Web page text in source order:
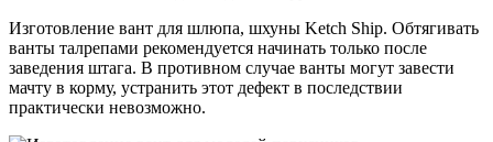
Изготовление вант для шлюпа, шхуны Ketch Ship. Обтягивать
ванты талрепами рекомендуется начинать только после
заведения штага. В противном случае ванты могут завести
мачту в корму, устранить этот дефект в последствии
практически невозможно.